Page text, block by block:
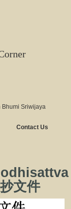
Bhumi Sriwijaya
Contact Us
文件